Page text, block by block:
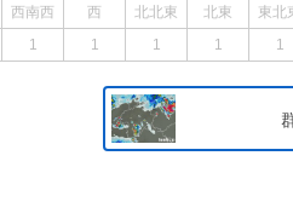
西南西 西 北北東 北東 東北
1 1 1 1 1